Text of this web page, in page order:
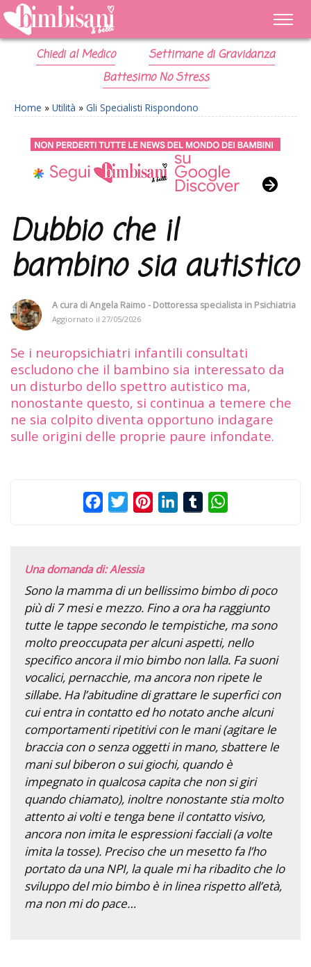
Chiedi al Medico
Settimane di Gravidanza
Battesimo No Stress
Home » Utilità » Gli Specialisti Rispondono
Dubbio che il
bambino sia autistico
A cura diAngela Raimo - Dottoressa specialista in Psichiatria
Aggiornato il 27/05/2026
Se i neuropsichiatri infantili consultati
escludono che il bambino sia interessato da
un disturbo dello spettro autistico ma,
nonostante questo, si continua a temere che
ne sia colpito diventa opportuno indagare
sulle origini delle proprie paure infondate.
FacebookTwitterPinterestLinkedInTumblr
Una domanda di: Alessia
Sono la mamma di un bellissimo bimbo di poco
più di 7 mesi e mezzo. Fino a ora ha raggiunto
tutte le tappe secondo le tempistiche, ma sono
molto preoccupata per alcuni aspetti, nello
specifico ancora il mio bimbo non lalla. Fa suoni
vocalici, pernacchie, ma ancora non ripete le
sillabe. Ha l’abitudine di grattare le superfici con
cui entra in contatto ed ho notato anche alcuni
comportamenti ripetitivi con le mani (agitare le
braccia con o senza oggetti in mano, sbattere le
mani sul biberon o sui giochi, quando è
impegnato in qualcosa capita che non si giri
quando chiamato), inoltre nonostante stia molto
attento ai volti e tenga bene il contatto visivo,
ancora non imita le espressioni facciali (a volte
imita la tosse). Preciso che un mesetto fa l’ho
portato da una NPI, la quale mi ha ribadito che lo
sviluppo del mio bimbo è in linea rispetto all’età,
ma non mi do pace…